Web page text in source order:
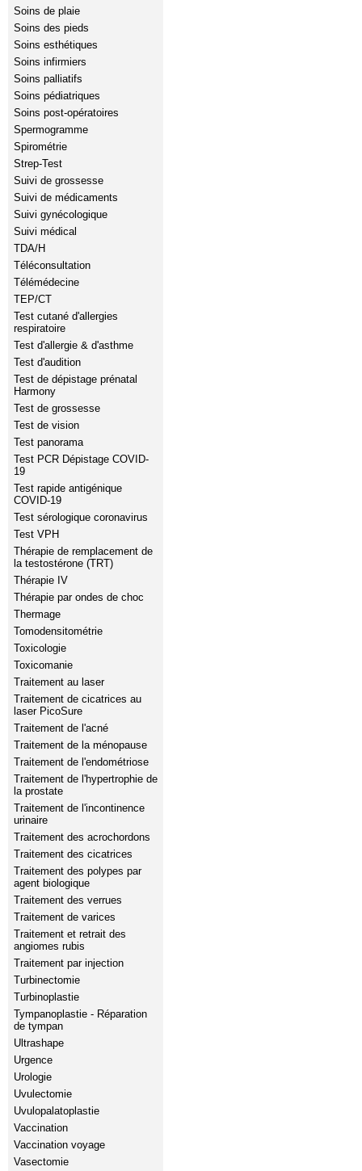
Soins de plaie
Soins des pieds
Soins esthétiques
Soins infirmiers
Soins palliatifs
Soins pédiatriques
Soins post-opératoires
Spermogramme
Spirométrie
Strep-Test
Suivi de grossesse
Suivi de médicaments
Suivi gynécologique
Suivi médical
TDA/H
Téléconsultation
Télémédecine
TEP/CT
Test cutané d'allergies
respiratoire
Test d'allergie & d'asthme
Test d'audition
Test de dépistage prénatal
Harmony
Test de grossesse
Test de vision
Test panorama
Test PCR Dépistage COVID-
19
Test rapide antigénique
COVID-19
Test sérologique coronavirus
Test VPH
Thérapie de remplacement de
la testostérone (TRT)
Thérapie IV
Thérapie par ondes de choc
Thermage
Tomodensitométrie
Toxicologie
Toxicomanie
Traitement au laser
Traitement de cicatrices au
laser PicoSure
Traitement de l'acné
Traitement de la ménopause
Traitement de l'endométriose
Traitement de l'hypertrophie de
la prostate
Traitement de l'incontinence
urinaire
Traitement des acrochordons
Traitement des cicatrices
Traitement des polypes par
agent biologique
Traitement des verrues
Traitement de varices
Traitement et retrait des
angiomes rubis
Traitement par injection
Turbinectomie
Turbinoplastie
Tympanoplastie - Réparation
de tympan
Ultrashape
Urgence
Urologie
Uvulectomie
Uvulopalatoplastie
Vaccination
Vaccination voyage
Vasectomie